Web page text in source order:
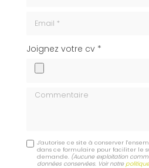
cv
Joignez votre cv *
Commentaire
J'autorise ce site à conserver
dans ce formulaire pour faciliter le
demande. (Aucune exploitation
données conservées. Voir notre